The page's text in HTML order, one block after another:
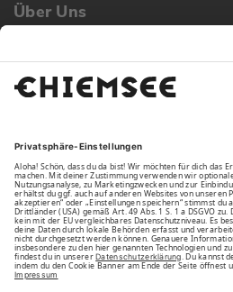
Über Uns
Family
Unsere Vorteile
Unsere Partner